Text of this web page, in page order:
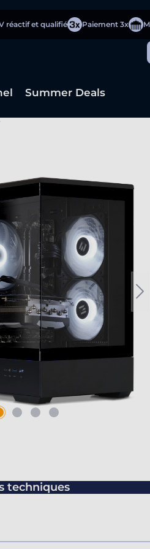
réactif et qualifié Paiement 3x
Summer Deals
techniques